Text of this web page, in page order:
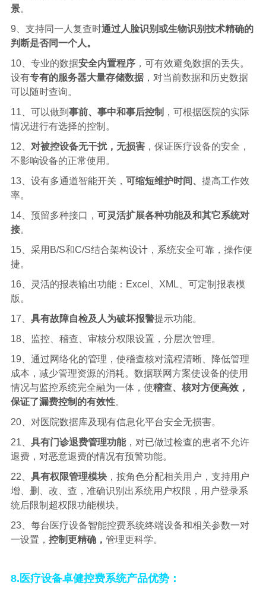
景。
9、支持同一人复查时通过人脸识别或生物识别技术精确的
判断是否同一个人。
10、专业的数据安全内置程序 ，可有效避免数据的丢失。
设有专有的服务器大量存储数据 ，对当前数据和历史数据
可以随时查询。
11、可以做到 事前、事中和事后控制 ，可根据医院的实际
情况进行有选择的控制。
12、 对被控设备无干扰，无损害 ，保证医疗设备的安全，
不影响设备的正常使用。
13、设有多通道智能开关， 可缩短维护时间、 提高工作效
率。
14、预留多种接口， 可灵活扩展各种功能及和其它系统对
接。
15 、采用 B/S和C/S结合架构设计，系统安全可靠，操作便
捷。
16 、灵活的报表输出功能： Excel、XML、可定制报表模
版。
17、 具有故障自检及人为破坏报警提示功能。
18、监控、稽查、审核分权限设置，分层次管理。
19、通过网络化的管理，使稽查核对流程清晰、降低管理
成本，减少管理资源的消耗。数据联网方案使设备的使用
情况与监控系统完全融为一体，使稽查、核对方便高效，
保证了漏费控制的有效性。
20 、对医院数据库及现有信息化平台安全无损害。
21、 具有门诊退费管理功能，对已做过检查的患者不允许
退费，对恶意退费的情况有预警功能。
22、 具有权限管理模块 ，按角色分配相关用户，支持用户
增、删、改、查，准确识别出系统用户权限，用户登录系
统后限制超权限功能模块。
23、每台医疗设备智能控费系统终端设备和相关参数一对
一设置， 控制更精确， 管理更科学。
8.医疗设备卓健控费系统产品优势：